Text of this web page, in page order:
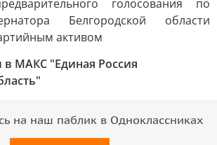
в МАКС "Единая Россия
на наш паблик в Одноклассниках